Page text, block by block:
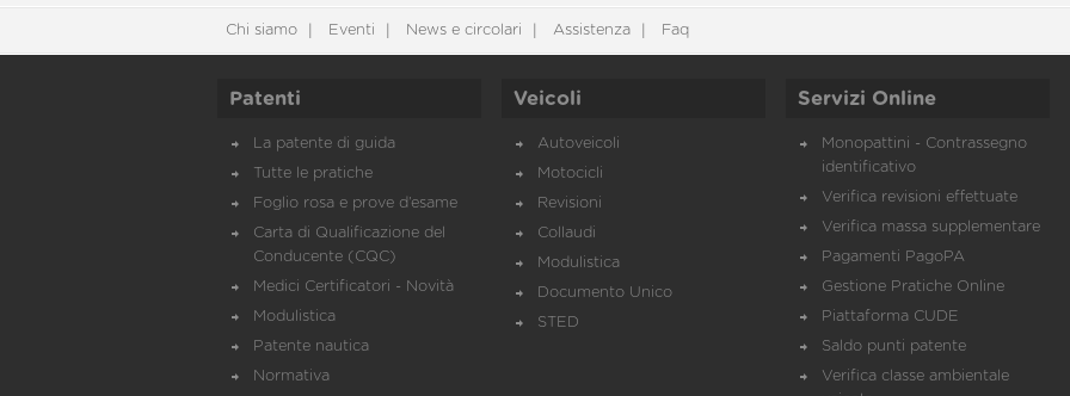
Chi siamo Eventi News e circolari Assistenza Faq
Patenti
La patente di guida
Tutte le pratiche
Foglio rosa e prove d’esame
Carta di Qualificazione del
Conducente (CQC)
Medici Certificatori - Novità
Modulistica
Patente nautica
Normativa
Veicoli
Autoveicoli
Motocicli
Revisioni
Collaudi
Modulistica
Documento Unico
STED
Servizi Online
Monopattini - Contrassegno
identificativo
Verifica revisioni effettuate
Verifica massa supplementare
Pagamenti PagoPA
Gestione Pratiche Online
Piattaforma CUDE
Saldo punti patente
Verifica classe ambientale